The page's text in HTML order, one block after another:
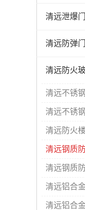
清远泄爆
清远防弹
清远防火
清远不锈
清远不锈
清远防火
清远钢质
清远钢质
清远铝合
清远铝合